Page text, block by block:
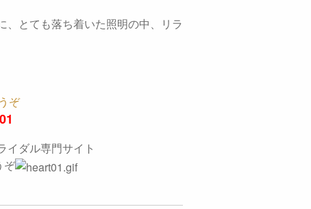
、とても落ち着いた照明の中、リラ
ぞ
ダル専門サイト
ぞ